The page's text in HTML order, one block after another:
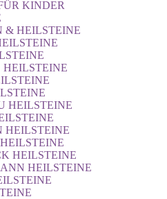
KINDER
& HEILSTEINE
HEILSTEINE
HEILSTEINE
HEILSTEINE
HEILSTEINE